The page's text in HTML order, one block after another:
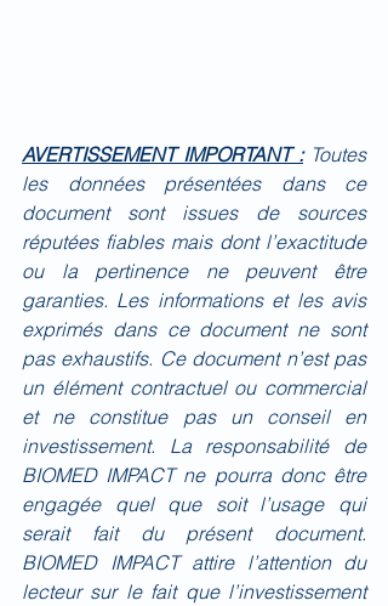
AVERTISSEMENT IMPORTANT : Toutes
les données présentées dans ce
document sont issues de sources
réputées fiables mais dont l’exactitude
ou la pertinence ne peuvent être
garanties. Les informations et les avis
exprimés dans ce document ne sont
pas exhaustifs. Ce document n’est pas
un élément contractuel ou commercial
et ne constitue pas un conseil en
investissement. La responsabilité de
BIOMED IMPACT ne pourra donc être
engagée quel que soit l’usage qui
serait fait du présent document.
BIOMED IMPACT attire l’attention du
lecteur sur le fait que l’investissement